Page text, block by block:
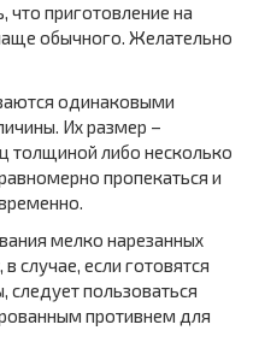
что приготовление на
обычного. Желательно
одинаковыми
Их размер –
толщиной либо несколько
пропекаться и
мелко нарезанных
случае, если готовятся
следует пользоваться
противнем для